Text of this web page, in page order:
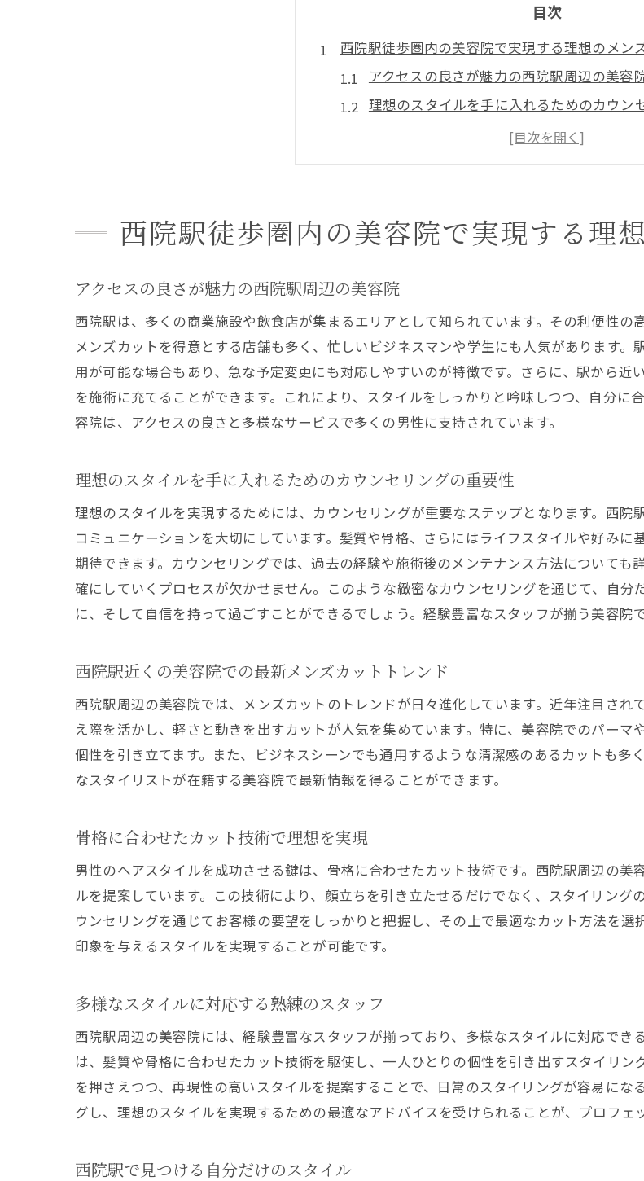
目次
西院駅徒歩圏内の美容院で実現する理想のメン
アクセスの良さが魅力の西院駅周辺の美容
理想のスタイルを手に入れるためのカウン
西院駅近くの美容院での最新メンズカット
骨格に合わせたカット技術で理想を実現
西院駅で見つける自分だけのスタイル
メンズカットの選び方西院駅近郊の美容院で見
ライフスタイルに合わせたカットの提案
西院駅周辺の美容院の特長を比較
スタイリストと相談して決める安心感
口コミで選ぶ信頼できる美容院の見極め方
毎朝のセットが楽になるカット技術
自宅でのスタイリングが簡単な髪型
再現性の高いスタイルの持続性
スタイル維持のためのアフターケア方法
今注目のメンズスタイルとその作り方
美容院で受けるアドバイスを活かすコツ
髪質を最大限に活かすカット術
骨格に合わせたカスタマイズカット
プロフェッショナルによる髪質診断
顔立ちを引き立てるデザイン提案
自然な流れを生むカットテクニック
理想のスタイルを追求西院エリアの美容院での
理想のスタイルを叶えるためのヒアリング
トレンドを取り入れた個性派スタイル
カットとカラーで表現する新しい自分
西院エリアで話題のメンズカット
西院駅徒歩圏内の美容院で見つけるメンズスタ
新しいスタイルに挑戦するメリット
西院駅周辺の美容院で受けられる最新技術
西院駅徒歩圏内の美容院で実現する理
アクセスの良さが魅力の西院駅周辺の美容院
西院駅は、多くの商業施設や飲食店が集まるエリアとして知られています。その利便性
メンズカットを得意とする店舗も多く、忙しいビジネスマンや学生にも人気があります
用が可能な場合もあり、急な予定変更にも対応しやすいのが特徴です。さらに、駅から
を施術に充てることができます。これにより、スタイルをしっかりと吟味しつつ、自分
容院は、アクセスの良さと多様なサービスで多くの男性に支持されています。
理想のスタイルを手に入れるためのカウンセリングの重要性
理想のスタイルを実現するためには、カウンセリングが重要なステップとなります。西
コミュニケーションを大切にしています。髪質や骨格、さらにはライフスタイルや好み
期待できます。カウンセリングでは、過去の経験や施術後のメンテナンス方法について
確にしていくプロセスが欠かせません。このような緻密なカウンセリングを通じて、自
に、そして自信を持って過ごすことができるでしょう。経験豊富なスタッフが揃う美容院
西院駅近くの美容院での最新メンズカットトレンド
西院駅周辺の美容院では、メンズカットのトレンドが日々進化しています。近年注目さ
え際を活かし、軽さと動きを出すカットが人気を集めています。特に、美容院でのパーマ
個性を引き立てます。また、ビジネスシーンでも通用するような清潔感のあるカットも多
なスタイリストが在籍する美容院で最新情報を得ることができます。
骨格に合わせたカット技術で理想を実現
男性のヘアスタイルを成功させる鍵は、骨格に合わせたカット技術です。西院駅周辺の
ルを提案しています。この技術により、顔立ちを引き立たせるだけでなく、スタイリング
ウンセリングを通じてお客様の要望をしっかりと把握し、その上で最適なカット方法を
印象を与えるスタイルを実現することが可能です。
多様なスタイルに対応する熟練のスタッフ
西院駅周辺の美容院には、経験豊富なスタッフが揃っており、多様なスタイルに対応で
は、髪質や骨格に合わせたカット技術を駆使し、一人ひとりの個性を引き出すスタイリ
を押さえつつ、再現性の高いスタイルを提案することで、日常のスタイリングが容易に
グし、理想のスタイルを実現するための最適なアドバイスを受けられることが、プロフェ
西院駅で見つける自分だけのスタイル